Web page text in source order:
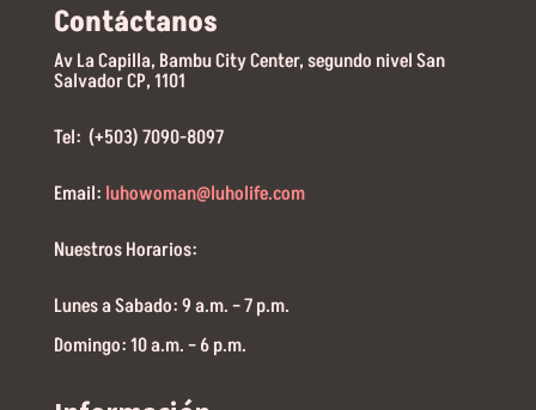
Contáctanos
Av La Capilla, Bambu City Center, segundo nivel San
Salvador CP, 1101
Tel: (+503) 7090-8097
Email: luhowoman@luholife.com
Nuestros Horarios:
Lunes a Sabado: 9 a.m. – 7 p.m.
Domingo: 10 a.m. – 6 p.m.